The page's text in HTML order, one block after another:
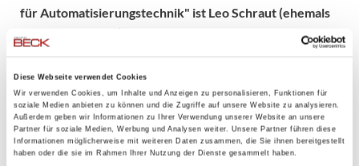
Diese Webseite verwendet Cookies
Wir verwenden Cookies, um Inhalte und Anzeigen zu personalisieren, Funktionen für
soziale Medien anbieten zu können und die Zugriffe auf unsere Website zu analysieren.
Außerdem geben wir Informationen zu Ihrer Verwendung unserer Website an unsere
Partner für soziale Medien, Werbung und Analysen weiter. Unsere Partner führen diese
Informationen möglicherweise mit weiteren Daten zusammen, die Sie ihnen bereitgestellt
haben oder die sie im Rahmen Ihrer Nutzung der Dienste gesammelt haben.
für Automatisierungstechnik" ist Leo Schraut (ehemals
Beck Automation)
"HERZLICHEN GLÜCKWUNSCH ZUM BUNDESSIEG. Wir
sind stolz auf Leo, fachlich und menschlich war er eine echte
Bereicherung. Für sein Studium, besonders unter den
aktuellen Umständen, wünschen wir viel Geduld und
Durchhaltevermögen", so sein Ausbilder Ludwig Schröter